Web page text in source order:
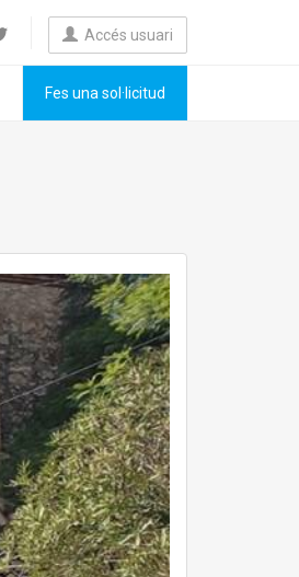
Accés usuari
Fes una sol·licitud